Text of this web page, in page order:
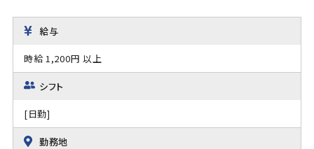
給与
時給 1,200円 以上
シフト
[日勤]
勤務地